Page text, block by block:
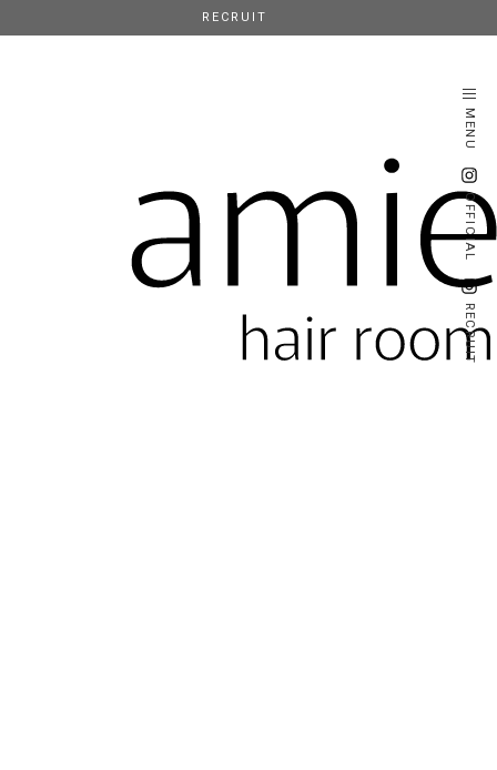
MENU
OFFICIAL
RECRUIT
RECRUIT